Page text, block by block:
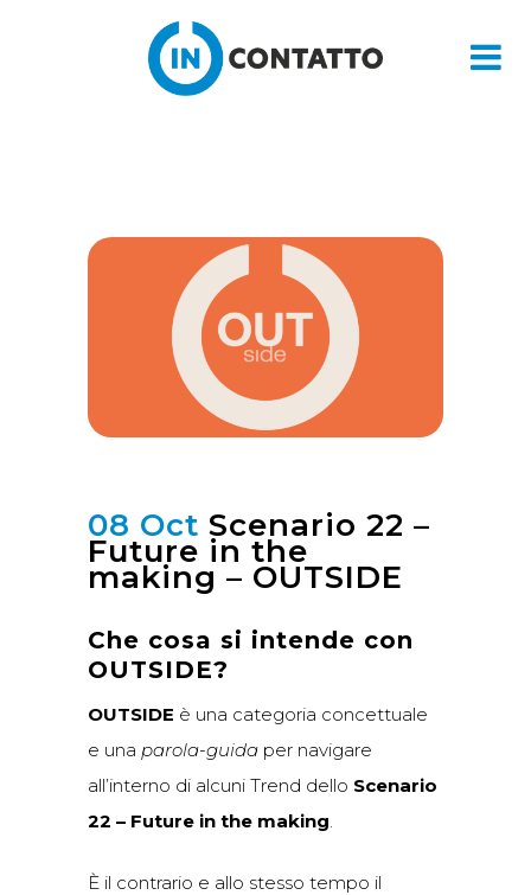
08 Oct Scenario 22 –
Future in the
making – OUTSIDE
Che cosa si intende con
OUTSIDE?
OUTSIDE è una categoria concettuale
e una parola-guida per navigare
all’interno di alcuni Trend dello Scenario
22 – Future in the making
È il contrario e allo stesso tempo il